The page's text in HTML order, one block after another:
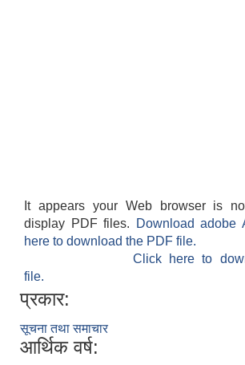
It appears your Web browser is
display PDF files.
Download adobe
here to download the PDF file.
Click here to
file.
प्रकार:
सूचना तथा समाचार
आर्थिक वर्ष: